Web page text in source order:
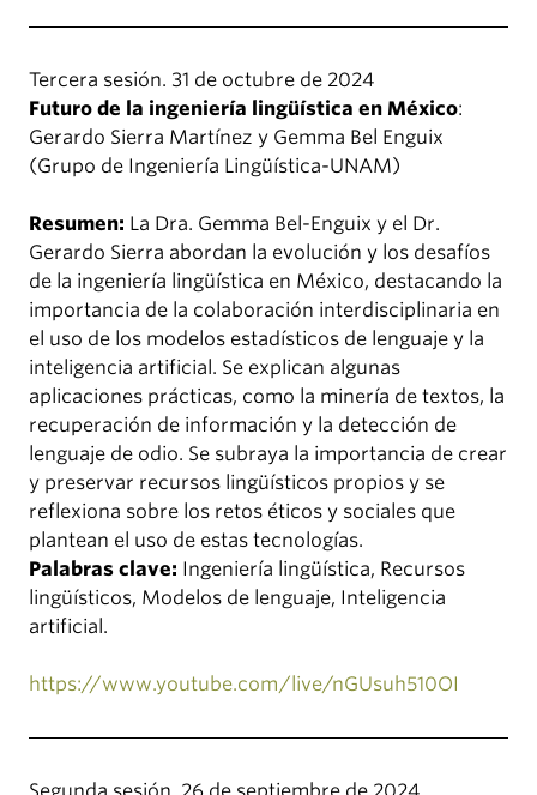
Tercera sesión. 31 de octubre de 2024
Futuro de la ingeniería lingüística en México:
Gerardo Sierra Martínez y Gemma Bel Enguix
(Grupo de Ingeniería Lingüística-UNAM)
Resumen: La Dra. Gemma Bel-Enguix y el Dr.
Gerardo Sierra abordan la evolución y los desafíos
de la ingeniería lingüística en México, destacando la
importancia de la colaboración interdisciplinaria en
el uso de los modelos estadísticos de lenguaje y la
inteligencia artificial. Se explican algunas
aplicaciones prácticas, como la minería de textos, la
recuperación de información y la detección de
lenguaje de odio. Se subraya la importancia de crear
y preservar recursos lingüísticos propios y se
reflexiona sobre los retos éticos y sociales que
plantean el uso de estas tecnologías.
Palabras clave: Ingeniería lingüística, Recursos
lingüísticos, Modelos de lenguaje, Inteligencia
artificial.
https://www.youtube.com/live/nGUsuh510OI
Segunda sesión. 26 de septiembre de 2024